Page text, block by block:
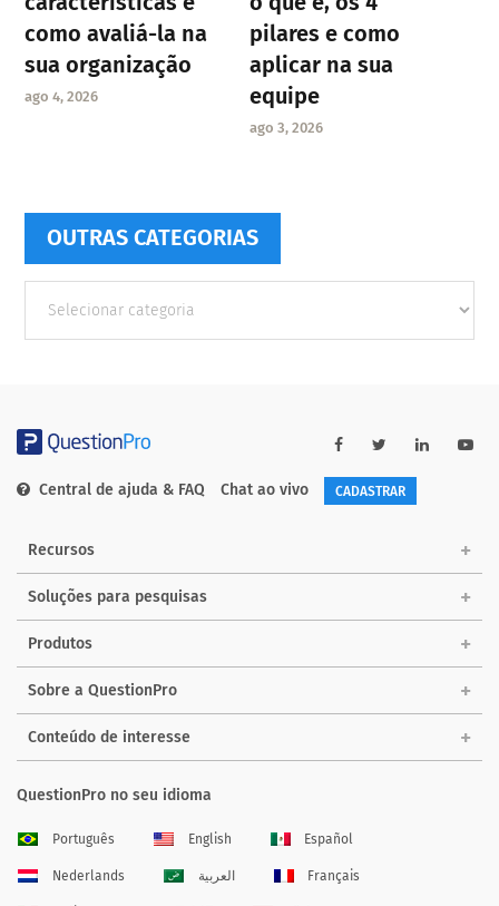
como avaliá-la na
sua organização
ago 4, 2026
pilares e como
aplicar na sua
equipe
ago 3, 2026
OUTRAS CATEGORIAS
Categorias
Central de ajuda & FAQ Chat ao vivo CADASTRAR
Recursos
Soluções para pesquisas
Produtos
Sobre a QuestionPro
Conteúdo de interesse
QuestionPro no seu idioma
Português English Español
Nederlands العربية Français